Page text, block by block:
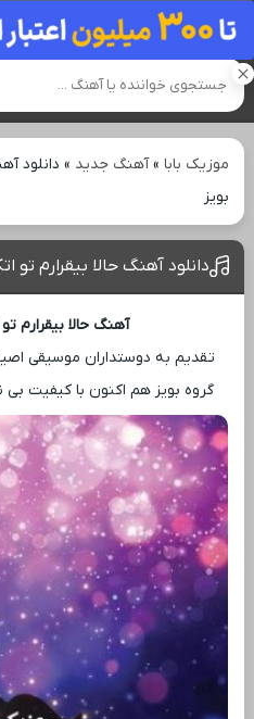
موزیک بابا»آهنگ جدید » دانلود
بویز
دانلود آهنگ حالا بیقرارم تو
آهنگ حالا بیقرارم
تقدیم به دوستداران موسیقی
گروه بویز هم اکنون با کیفیت